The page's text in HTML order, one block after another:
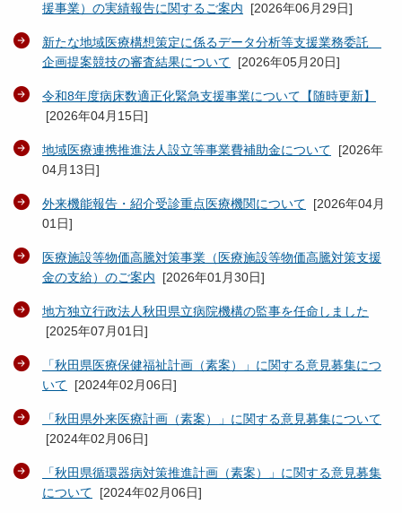
援事業）の実績報告に関するご案内 [2026年06月29日]
新たな地域医療構想策定に係るデータ分析等支援業務委託
企画提案競技の審査結果について [2026年05月20日]
令和8年度病床数適正化緊急支援事業について【随時更新】
[2026年04月15日]
地域医療連携推進法人設立等事業費補助金について [2026年
04月13日]
外来機能報告・紹介受診重点医療機関について [2026年04月
01日]
医療施設等物価高騰対策事業（医療施設等物価高騰対策支援
金の支給）のご案内 [2026年01月30日]
地方独立行政法人秋田県立病院機構の監事を任命しました
[2025年07月01日]
「秋田県医療保健福祉計画（素案）」に関する意見募集につ
いて [2024年02月06日]
「秋田県外来医療計画（素案）」に関する意見募集について
[2024年02月06日]
「秋田県循環器病対策推進計画（素案）」に関する意見募集
について [2024年02月06日]